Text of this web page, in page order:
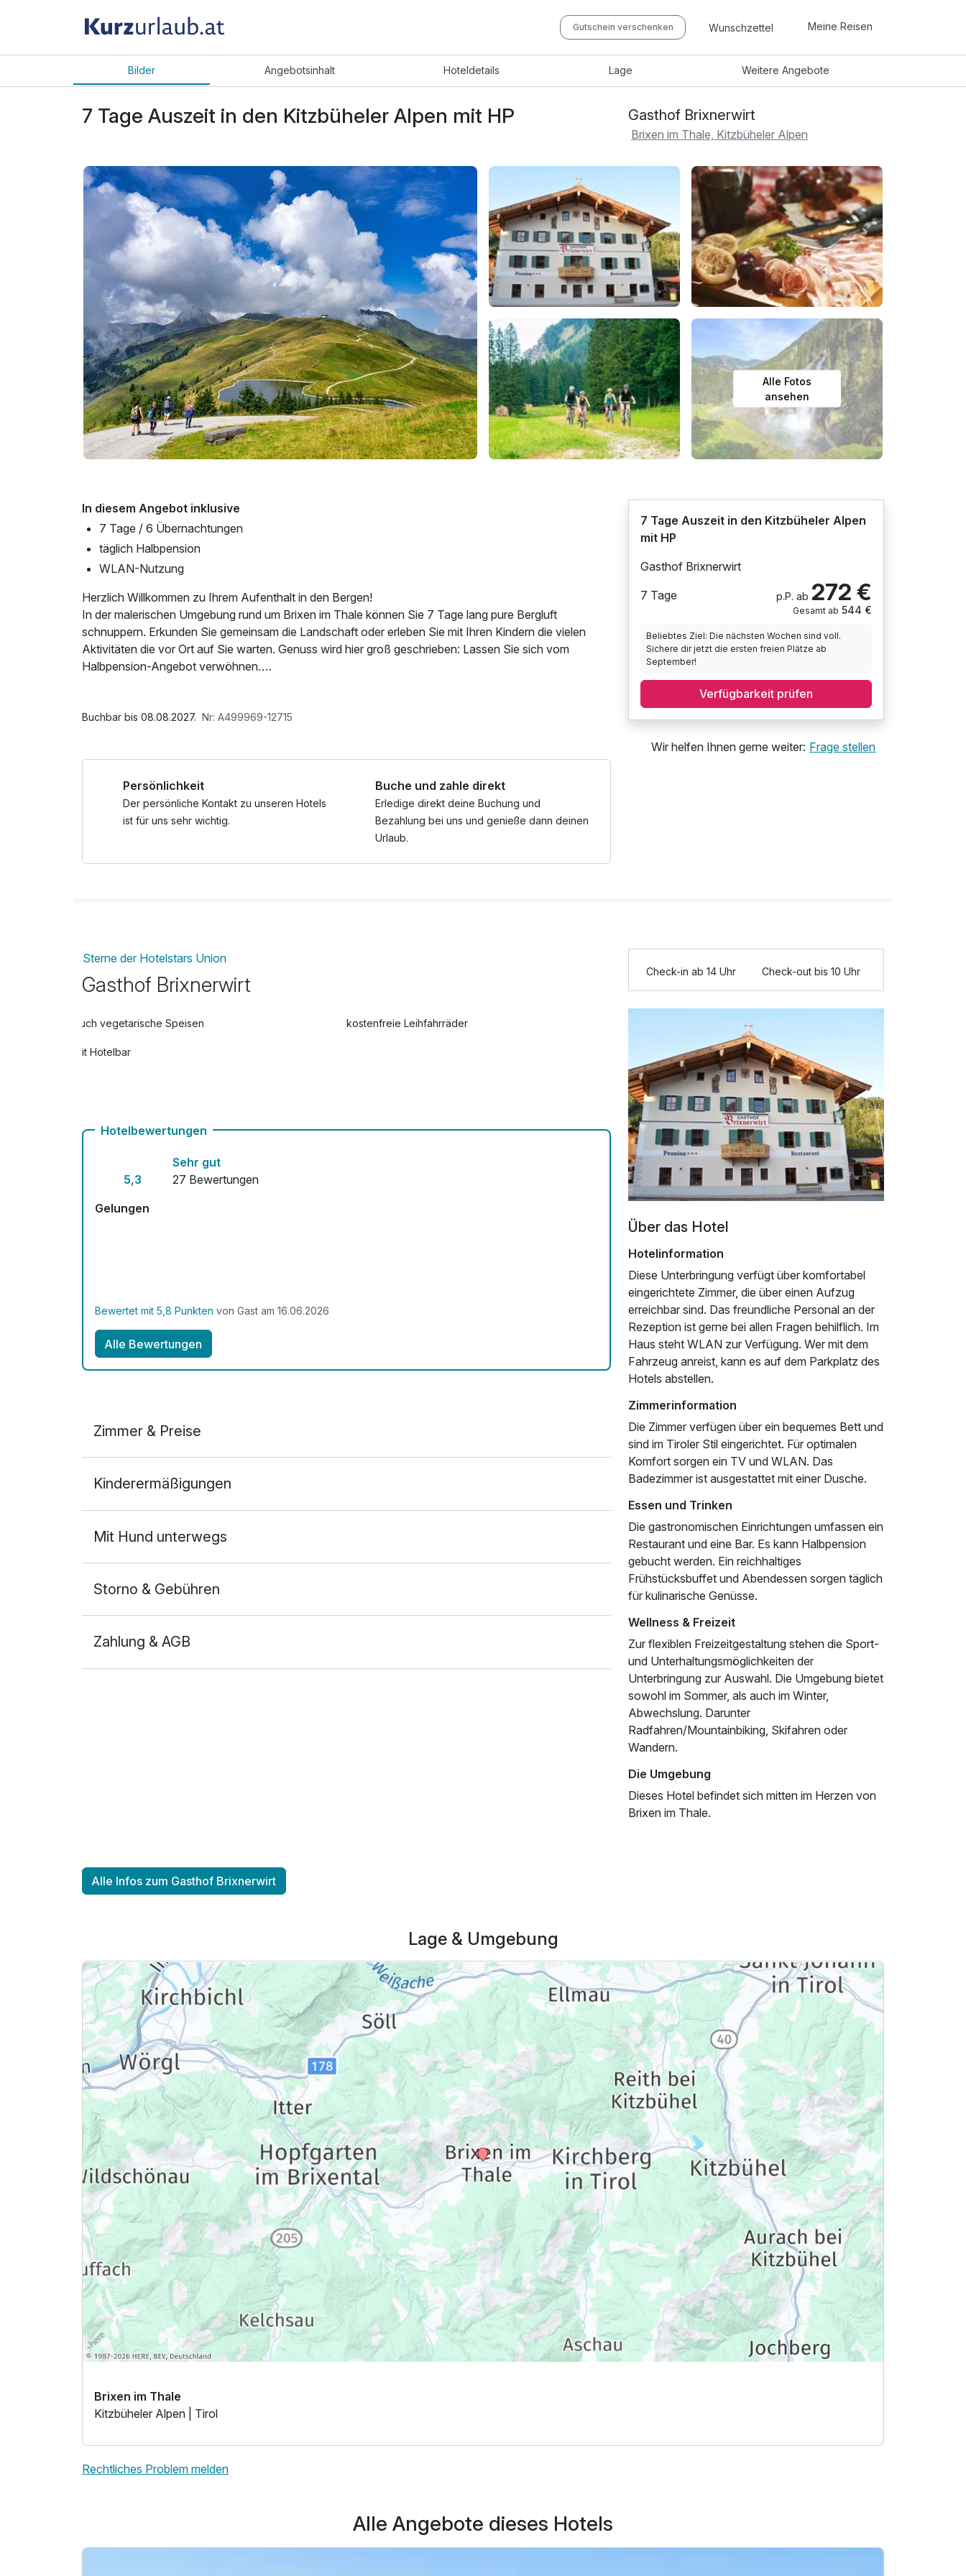
Gutschein verschenken Wunschzettel Meine Reisen
Bilder Angebotsinhalt Hoteldetails Lage WeitereAngebote
7 Tage Auszeit in den Kitzbüheler Alpen mit HP Gasthof Brixnerwirt
Brixen im Thale, Kitzbüheler Alpen
Alle Fotos
ansehen
In diesem Angebot inklusive
7 Tage / 6 Übernachtungen
täglich Halbpension
WLAN-Nutzung
Herzlich Willkommen zu Ihrem Aufenthalt in den Bergen!
In der malerischen Umgebung rund um Brixen im Thale können Sie 7 Tage lang pure Bergluft
schnuppern. Erkunden Sie gemeinsam die Landschaft oder erleben Sie mit Ihren Kindern die vielen
Aktivitäten die vor Ort auf Sie warten. Genuss wird hier groß geschrieben: Lassen Sie sich vom
Halbpension-Angebot verwöhnen.
Kurzurlaub wünscht Ihnen einen tollen Aufenthalt im schönen Brixen im Thale.
Buchbar bis 08.08.2027. Nr: A499969-12715
Persönlichkeit
Der persönliche Kontakt zu unseren Hotels
ist für uns sehr wichtig.
Buche und zahle direkt
Erledige direkt deine Buchung und
Bezahlung bei uns und genieße dann deinen
Urlaub.
7 Tage Auszeit in den Kitzbüheler Alpen
mit HP
Gasthof Brixnerwirt
7 Tage
p.P. ab 272 €
Gesamt ab 544 €
Beliebtes Ziel: Die nächsten Wochen sind voll.
Sichere dir jetzt die ersten freien Plätze ab
September!
Verfügbarkeit prüfen
Wir helfen Ihnen gerne weiter: Frage stellen
Sterne der Hotelstars Union
Gasthof Brixnerwirt
Auch vegetarische Speisen kostenfreie Leihfahrräder
Mit Hotelbar
Hotelbewertungen
5,3
Sehr gut
27 Bewertungen
Gelungen
Bewertet mit 5,8 Punkten von Gast am 16.06.2026
Alle Bewertungen
Zimmer & Preise
2 Erwachsene
Ausstattung
Für 7 Tage p.P. ab 282,00 €
Dreibettzimmer mit Balkon A
3 Erwachsene
Ausstattung
Kinderermäßigungen
Mit Hund unterwegs
Storno & Gebühren
Zahlung & AGB
Check-in ab 14 Uhr Check-out bis 10 Uhr
Über das Hotel
Hotelinformation
Diese Unterbringung verfügt über komfortabel
eingerichtete Zimmer, die über einen Aufzug
erreichbar sind. Das freundliche Personal an der
Rezeption ist gerne bei allen Fragen behilflich. Im
Haus steht WLAN zur Verfügung. Wer mit dem
Fahrzeug anreist, kann es auf dem Parkplatz des
Hotels abstellen.
Zimmerinformation
Die Zimmer verfügen über ein bequemes Bett und
sind im Tiroler Stil eingerichtet. Für optimalen
Komfort sorgen ein TV und WLAN. Das
Badezimmer ist ausgestattet mit einer Dusche.
Essen und Trinken
Die gastronomischen Einrichtungen umfassen ein
Restaurant und eine Bar. Es kann Halbpension
gebucht werden. Ein reichhaltiges
Frühstücksbuffet und Abendessen sorgen täglich
für kulinarische Genüsse.
Wellness & Freizeit
Zur flexiblen Freizeitgestaltung stehen die Sport-
und Unterhaltungsmöglichkeiten der
Unterbringung zur Auswahl. Die Umgebung bietet
sowohl im Sommer, als auch im Winter,
Abwechslung. Darunter
Radfahren/Mountainbiking, Skifahren oder
Wandern.
Die Umgebung
Dieses Hotel befindet sich mitten im Herzen von
Brixen im Thale.
Alle Infos zum Gasthof Brixnerwirt
Lage & Umgebung
Brixen im Thale
Kitzbüheler Alpen | Tirol
Rechtliches Problem melden
Alle Angebote dieses Hotels